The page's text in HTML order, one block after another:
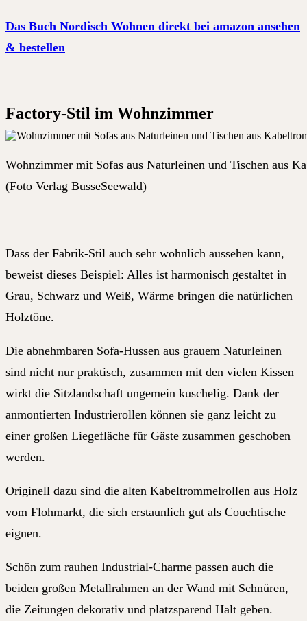
Das Buch Nordisch Wohnen direkt bei amazon ansehen
& bestellen
Factory-Stil im Wohnzimmer
Wohnzimmer mit Sofas aus Naturleinen und Tischen aus
(Foto Verlag BusseSeewald)
Dass der Fabrik-Stil auch sehr wohnlich aussehen kann,
beweist dieses Beispiel: Alles ist harmonisch gestaltet in
Grau, Schwarz und Weiß, Wärme bringen die natürlichen
Holztöne.
Die abnehmbaren Sofa-Hussen aus grauem Naturleinen
sind nicht nur praktisch, zusammen mit den vielen Kissen
wirkt die Sitzlandschaft ungemein kuschelig. Dank der
anmontierten Industrierollen können sie ganz leicht zu
einer großen Liegefläche für Gäste zusammen geschoben
werden.
Originell dazu sind die alten Kabeltrommelrollen aus Holz
vom Flohmarkt, die sich erstaunlich gut als Couchtische
eignen.
Schön zum rauhen Industrial-Charme passen auch die
beiden großen Metallrahmen an der Wand mit Schnüren,
die Zeitungen dekorativ und platzsparend Halt geben.